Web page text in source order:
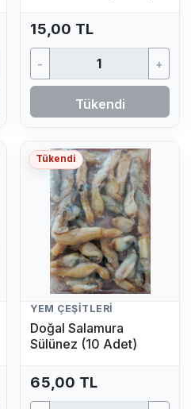
15,00 TL
- +
Tükendi
Tükendi
YEM ÇEŞITLERI
Doğal Salamura
Sülünez (10 Adet)
65,00 TL